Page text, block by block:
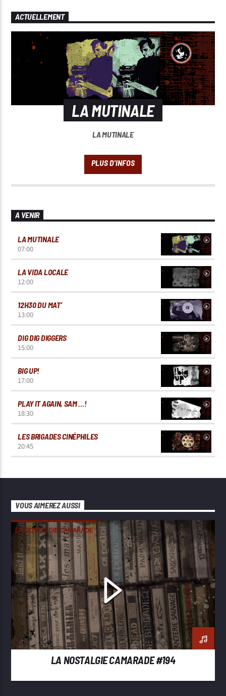
ACTUELLEMENT
LA MUTINALE
LA MUTINALE
A VENIR
LA MUTINALE
07:00
LA VIDA LOCALE
12:00
12H30 DU MAT’
13:00
DIG DIG DIGGERS
15:00
BIG UP!
17:00
PLAY IT AGAIN, SAM …!
18:30
LES BRIGADES CINÉPHILES
20:45
VOUS AIMEREZ AUSSI
LA NOSTALGIE CAMARADE
LA NOSTALGIE CAMARADE #194